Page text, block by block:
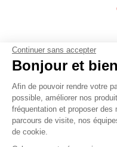
Continuer sans accepter
Bonjour et
Afin de pouvoir rendre votre
possible, améliorer nos
fréquentation et proposer
parcours de visite, nos
de cookie.